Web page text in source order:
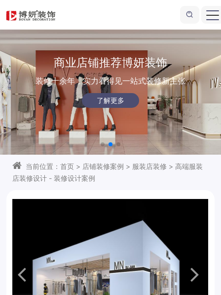
式商业店铺装修
当前位置：首页 > 店铺装修案例 > 服装店装修 > 高端服装
店装修设计 - 装修设计案例